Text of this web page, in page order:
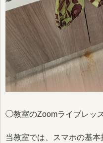
◯教室のZoomライブレッ
当教室では、スマホの基